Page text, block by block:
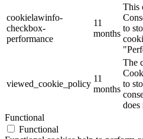
cookielawinfo-
checkbox-
performance
11
months
This
to
viewed_cookie_policy
11
months
The
to
does
Functional
Functional